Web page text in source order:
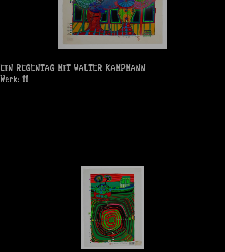
EIN REGENTAG MIT WALTER KAMPMANN
Werk: 11